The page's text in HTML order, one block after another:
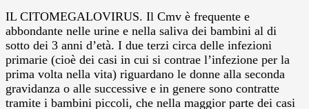
IL CITOMEGALOVIRUS. Il Cmv è frequente e
abbondante nelle urine e nella saliva dei bambini al di
sotto dei 3 anni d’età. I due terzi circa delle infezioni
primarie (cioè dei casi in cui si contrae l’infezione per la
prima volta nella vita) riguardano le donne alla seconda
gravidanza o alle successive e in genere sono contratte
tramite i bambini piccoli, che nella maggior parte dei casi